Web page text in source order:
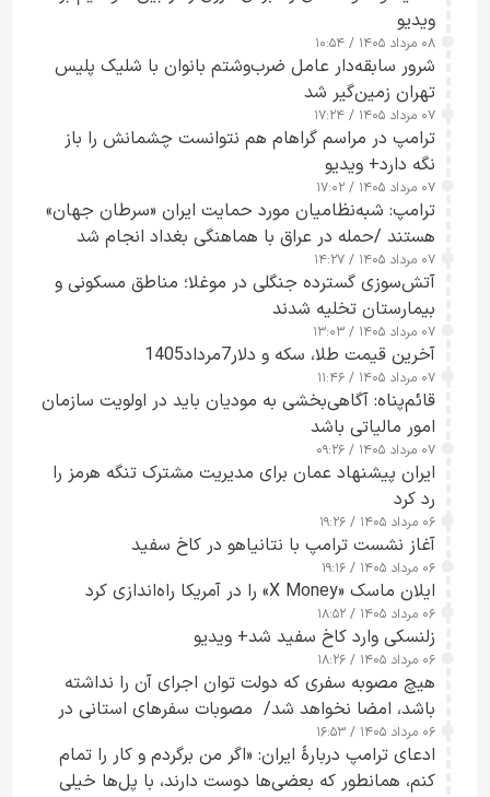
ویدیو
۰۸ مرداد ۱۴۰۵ / ۱۰:۵۴
شرور سابقه‌دار عامل ضرب‌وشتم بانوان با شلیک پلیس
تهران زمین‌گیر شد
۰۷ مرداد ۱۴۰۵ / ۱۷:۲۴
ترامپ در مراسم گراهام هم نتوانست چشمانش را باز
نگه دارد+ ویدیو
۰۷ مرداد ۱۴۰۵ / ۱۷:۰۲
ترامپ: شبه‌نظامیان مورد حمایت ایران «سرطان جهان»
هستند /حمله در عراق با هماهنگی بغداد انجام شد
۰۷ مرداد ۱۴۰۵ / ۱۴:۲۷
آتش‌سوزی گسترده جنگلی در موغلا؛ مناطق مسکونی و
بیمارستان تخلیه شدند
۰۷ مرداد ۱۴۰۵ / ۱۳:۰۳
آخرین قیمت طلا، سکه و دلار7مرداد1405
۰۷ مرداد ۱۴۰۵ / ۱۱:۴۶
قائم‌پناه: آگاهی‌بخشی به مودیان باید در اولویت سازمان
امور مالیاتی باشد
۰۷ مرداد ۱۴۰۵ / ۰۹:۲۶
ایران پیشنهاد عمان برای مدیریت مشترک تنگه هرمز را
رد کرد
۰۶ مرداد ۱۴۰۵ / ۱۹:۲۶
آغاز نشست ترامپ با نتانیاهو در کاخ سفید
۰۶ مرداد ۱۴۰۵ / ۱۹:۱۶
ایلان ماسک «X Money» را در آمریکا راه‌اندازی کرد
۰۶ مرداد ۱۴۰۵ / ۱۸:۵۲
زلنسکی وارد کاخ سفید شد+ ویدیو
۰۶ مرداد ۱۴۰۵ / ۱۸:۲۶
هیچ مصوبه سفری که دولت توان اجرای آن را نداشته
باشد، امضا نخواهد شد/ مصوبات سفرهای استانی در
چارچوب قانون بودجه است+ عکس
۰۶ مرداد ۱۴۰۵ / ۱۶:۵۳
ادعای ترامپ دربارهٔ ایران: «اگر من برگردم و کار را تمام
کنم، همانطور که بعضی‌ها دوست دارند، با پل‌ها خیلی